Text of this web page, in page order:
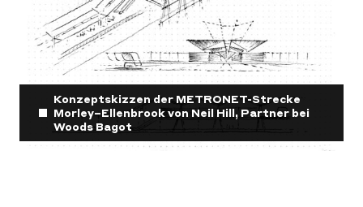
Konzeptskizzen der METRONET-Strecke
Morley–Ellenbrook von Neil Hill, Partner bei
Woods Bagot